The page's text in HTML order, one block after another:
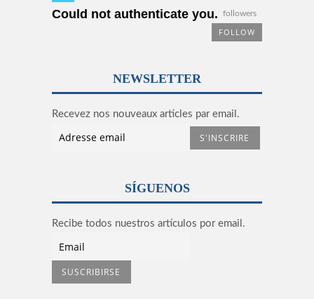
Could not authenticate you. followers
FOLLOW
NEWSLETTER
Recevez nos nouveaux articles par email.
SÍGUENOS
Recibe todos nuestros artículos por email.